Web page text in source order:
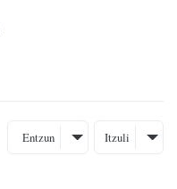
Entzun Itzuli